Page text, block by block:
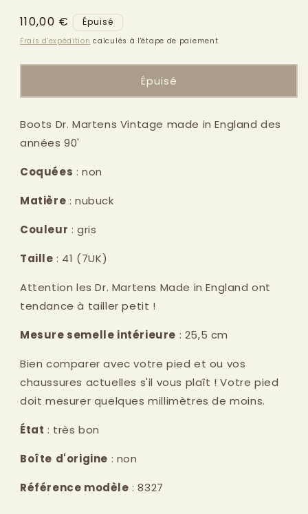
Prix
habituel
110,00 € Épuisé
Frais d'expédition calculés à l'étape de paiement.
Épuisé
Boots Dr. Martens Vintage made in England des
années 90'
Coquées : non
Matière : nubuck
Couleur : gris
Taille : 41 (7UK)
Attention les Dr. Martens Made in England ont
tendance à tailler petit !
Mesure semelle intérieure : 25,5 cm
Bien comparer avec votre pied et ou vos
chaussures actuelles s'il vous plaît ! Votre pied
doit mesurer quelques millimètres de moins.
État : très bon
Boîte d'origine : non
Référence modèle : 8327